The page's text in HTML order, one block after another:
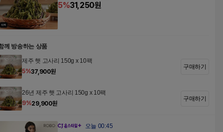
5%31,250원
께 방송하는 상품
제주 햇 고사리 150g x 10팩
5%37,900원
구매하기
26년 제주 햇 고사리 150g x 10팩
9%29,900원
구매하기
오늘 00:45